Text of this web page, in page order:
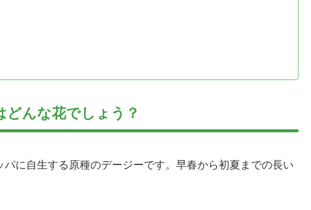
んな花でしょう？
に自生する原種のデージーです。早春から初夏までの長い